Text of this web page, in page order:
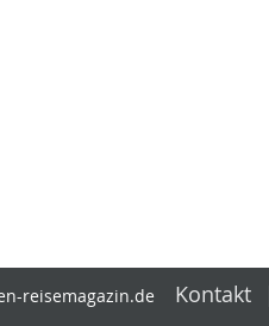
reisemagazin.de Kontakt